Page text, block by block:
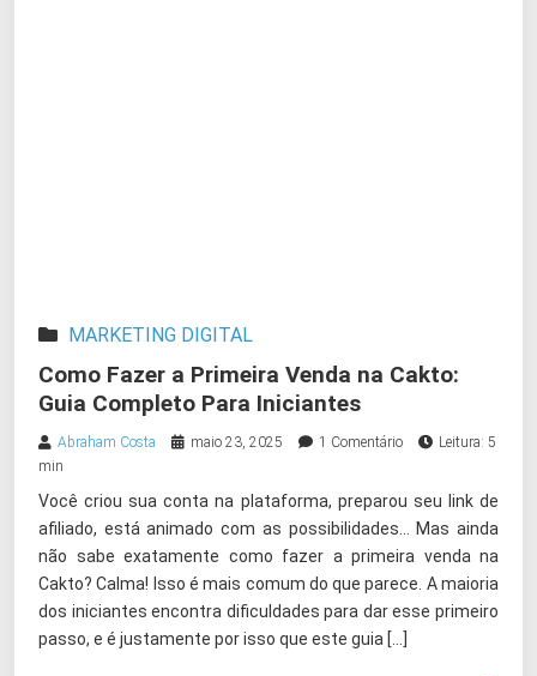
MARKETING DIGITAL
Como Fazer a Primeira Venda na Cakto:
Guia Completo Para Iniciantes
Abraham Costa maio 23, 2025 1 Comentário
Leitura: 5
min
Você criou sua conta na plataforma, preparou seu link de
afiliado, está animado com as possibilidades… Mas ainda
não sabe exatamente como fazer a primeira venda na
Cakto? Calma! Isso é mais comum do que parece. A maioria
dos iniciantes encontra dificuldades para dar esse primeiro
passo, e é justamente por isso que este guia […]